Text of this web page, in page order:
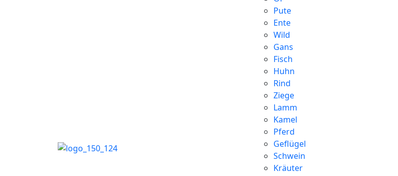
Pute
Ente
Wild
Gans
Fisch
Huhn
Rind
Ziege
Lamm
Kamel
Pferd
Geflügel
Schwein
Kräuter